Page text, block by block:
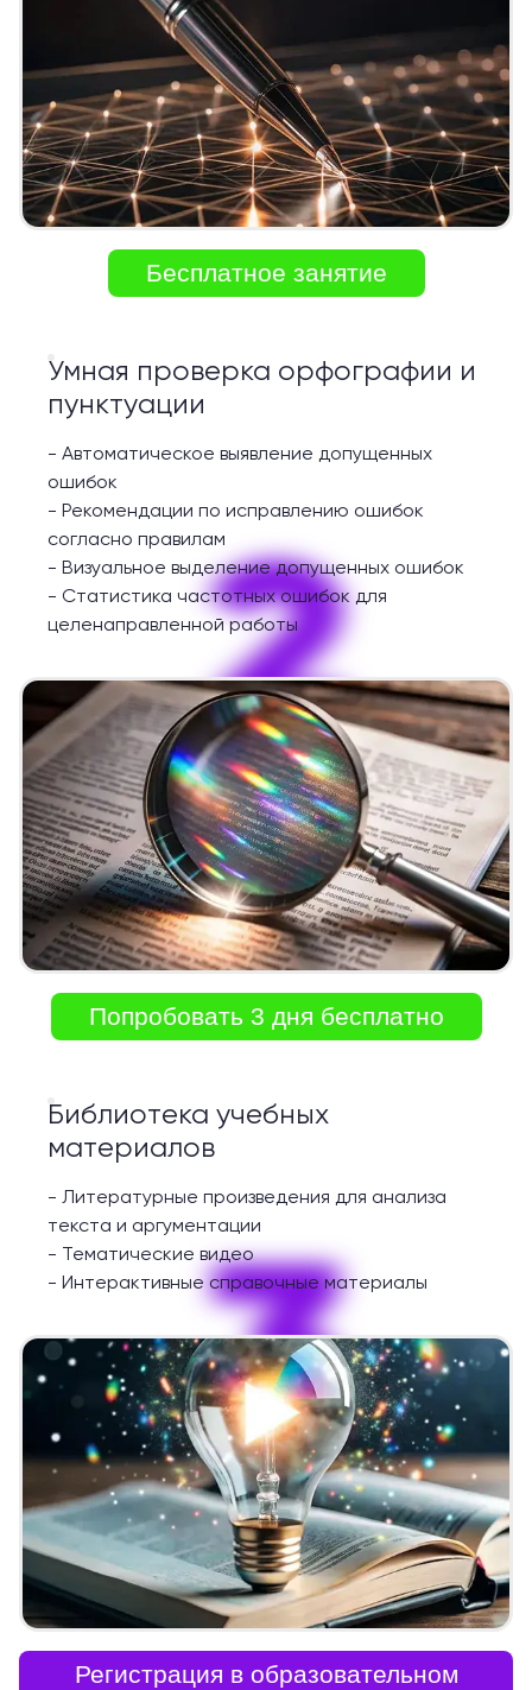
Бесплатное занятие
2
Умная проверка орфографии и
пунктуации
- Автоматическое выявление допущенных
ошибок
- Рекомендации по исправлению ошибок
согласно правилам
- Визуальное выделение допущенных ошибок
- Статистика частотных ошибок для
целенаправленной работы
Попробовать 3 дня бесплатно
3
Библиотека учебных
материалов
- Литературные произведения для анализа
текста и аргументации
- Тематические видео
- Интерактивные справочные материалы
Регистрация в образовательном